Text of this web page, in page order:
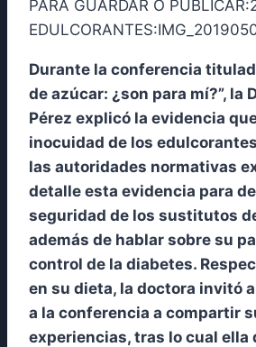
Durante la conferencia
de azúcar: ¿son para mí?”, la
Pérez explicó la evidencia
inocuidad de los
las autoridades normativas
detalle esta evidencia para
seguridad de los sustitutos
además de hablar sobre su
control de la diabetes.
en su dieta, la doctora invitó
a la conferencia a compartir
experiencias, tras lo cual ella